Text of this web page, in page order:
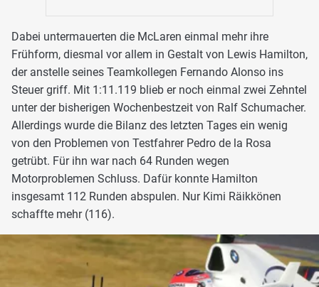
Dabei untermauerten die McLaren einmal mehr ihre
Frühform, diesmal vor allem in Gestalt von Lewis Hamilton,
der anstelle seines Teamkollegen Fernando Alonso ins
Steuer griff. Mit 1:11.119 blieb er noch einmal zwei Zehntel
unter der bisherigen Wochenbestzeit von Ralf Schumacher.
Allerdings wurde die Bilanz des letzten Tages ein wenig
von den Problemen von Testfahrer Pedro de la Rosa
getrübt. Für ihn war nach 64 Runden wegen
Motorproblemen Schluss. Dafür konnte Hamilton
insgesamt 112 Runden abspulen. Nur Kimi Räikkönen
schaffte mehr (116).